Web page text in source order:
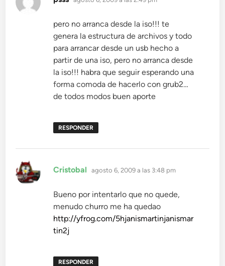
pero no arranca desde la iso!!! te
genera la estructura de archivos y todo
para arrancar desde un usb hecho a
partir de una iso, pero no arranca desde
la iso!!! habra que seguir esperando una
forma comoda de hacerlo con grub2…
de todos modos buen aporte
RESPONDER
Cristobal dice:
agosto 6, 2009 a las 3:48 pm
Bueno por intentarlo que no quede,
menudo churro me ha quedao
http://yfrog.com/5hjanismartinjanismar
tin2j
RESPONDER